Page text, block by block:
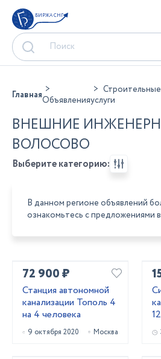
БИРЖА СНГ
ГлавнаяОбъявления
Строительные
услуги
ВНЕШНИЕ
ВОЛОСОВО
Выберите категорию:
В данном регионе объявлений
ознакомьтесь с предложениями
72 900 ₽
Станция автономной
канализации Тополь 4
на 4 человека
9 октября 2020 Москва